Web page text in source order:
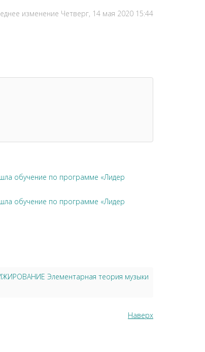
изменение Четверг, 14 мая 2020 15:44
обучение по программе «Лидер
обучение по программе «Лидер
Элементарная теория музыки
Наверх